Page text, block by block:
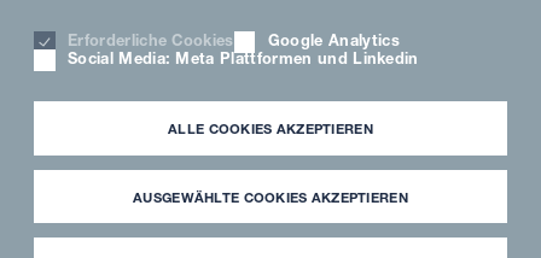
HINWEISGEBERSYSTEM
COOKIE EINSTELLUNGEN
NEWSLETTER
DOWNLOAD
ANWENDERMEDIATHEK
Erforderliche Cookies
Google Analytics
Social Media: Meta Plattformen und Linkedin
ALLE COOKIES AKZEPTIEREN
AUSGEWÄHLTE COOKIES AKZEPTIEREN